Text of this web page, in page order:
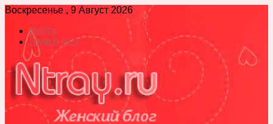
Воскресенье , 9 Август 2026
Войти
Switch skin